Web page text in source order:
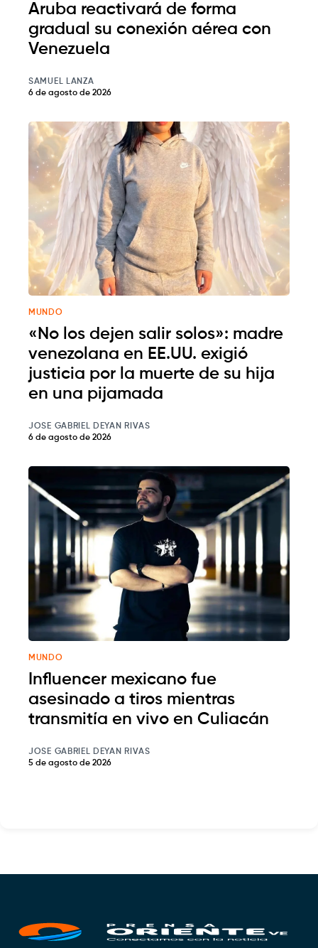
Aruba reactivará de forma
gradual su conexión aérea con
Venezuela
SAMUEL LANZA
6 de agosto de 2026
MUNDO
«No los dejen salir solos»: madre
venezolana en EE.UU. exigió
justicia por la muerte de su hija
en una pijamada
JOSE GABRIEL DEYAN RIVAS
6 de agosto de 2026
MUNDO
Influencer mexicano fue
asesinado a tiros mientras
transmitía en vivo en Culiacán
JOSE GABRIEL DEYAN RIVAS
5 de agosto de 2026